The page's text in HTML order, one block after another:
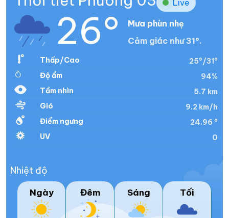
Live
26°
Mưa phùn nhẹ
Cảm giác như 31°.
Thấp/Cao
25°/31°
Độ ẩm
94%
Tầm nhìn
5.7 km
Gió
9.2 km/h
Điểm ngưng
24.96 °
UV
0
Nhiệt độ
Ngày Đêm Sáng Tối